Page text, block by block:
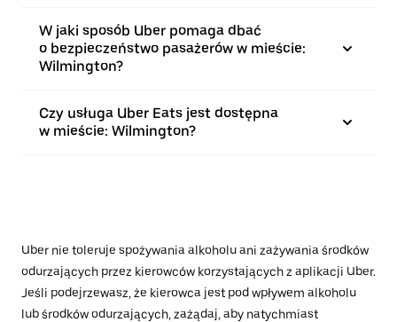
W jaki sposób Uber pomaga dbać
o bezpieczeństwo pasażerów w mieście:
Wilmington?
Czy usługa Uber Eats jest dostępna
w mieście: Wilmington?
Uber nie toleruje spożywania alkoholu ani zażywania środków
odurzających przez kierowców korzystających z aplikacji Uber.
Jeśli podejrzewasz, że kierowca jest pod wpływem alkoholu
lub środków odurzających, zażądaj, aby natychmiast